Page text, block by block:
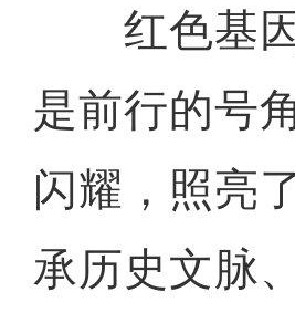
红色基因
是前行的号
闪耀，照亮
承历史文脉